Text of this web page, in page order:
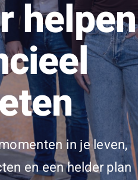
helpen
in je leven,
en een helder plan